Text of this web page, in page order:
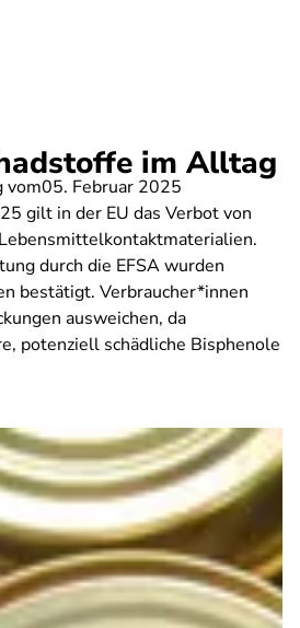
im Alltag
vom05. Februar 2025
gilt in der EU das Verbot von
durch die EFSA wurden
bestätigt. Verbraucher*innen
ausweichen, da
potenziell schädliche Bisphenole